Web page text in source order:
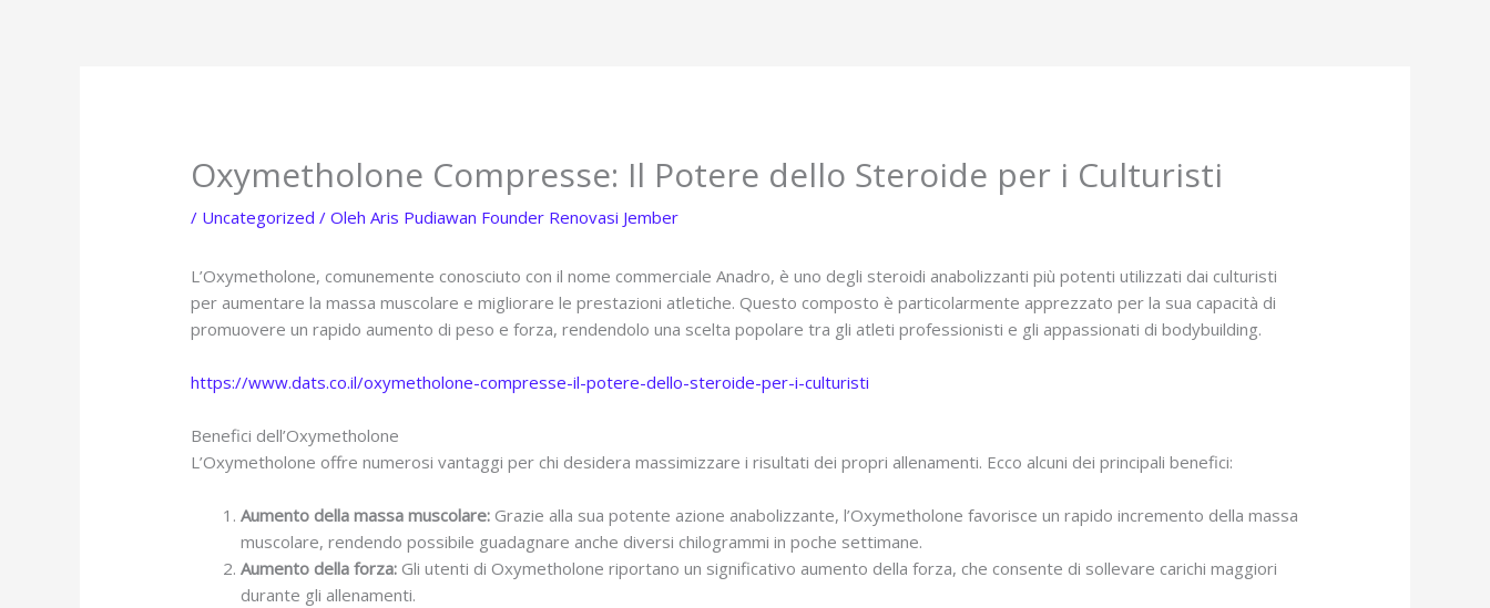
Oxymetholone Compresse: Il Potere dello Steroide per i Culturisti
/ Uncategorized / OlehAris Pudiawan Founder Renovasi Jember
L’Oxymetholone, comunemente conosciuto con il nome commerciale Anadro, è uno degli steroidi anabolizzanti più potenti utilizzati dai culturisti
per aumentare la massa muscolare e migliorare le prestazioni atletiche. Questo composto è particolarmente apprezzato per la sua capacità di
promuovere un rapido aumento di peso e forza, rendendolo una scelta popolare tra gli atleti professionisti e gli appassionati di bodybuilding.
https://www.dats.co.il/oxymetholone-compresse-il-potere-dello-steroide-per-i-culturisti
Benefici dell’Oxymetholone
L’Oxymetholone offre numerosi vantaggi per chi desidera massimizzare i risultati dei propri allenamenti. Ecco alcuni dei principali benefici:
Aumento della massa muscolare: Grazie alla sua potente azione anabolizzante, l’Oxymetholone favorisce un rapido incremento della massa
muscolare, rendendo possibile guadagnare anche diversi chilogrammi in poche settimane.
Aumento della forza: Gli utenti di Oxymetholone riportano un significativo aumento della forza, che consente di sollevare carichi maggiori
durante gli allenamenti.